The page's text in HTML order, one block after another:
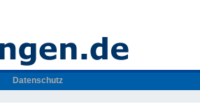
Datenschutz